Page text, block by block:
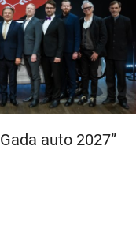
auto 2027”